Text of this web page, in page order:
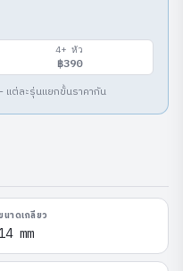
4+ หัว
฿390
แต่ละรุ่นแยกขั้นราคากัน
นาดเกลียว
mm